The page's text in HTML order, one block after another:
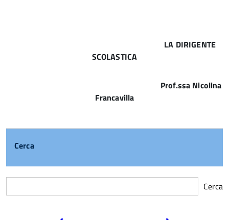
LA DIRIGENTE
SCOLASTICA
Prof.ssa Nicolina
Francavilla
Cerca
Cerca